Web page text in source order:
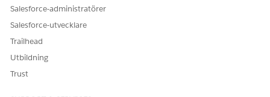
Salesforce-administratörer
Salesforce-utvecklare
Trailhead
Utbildning
Trust